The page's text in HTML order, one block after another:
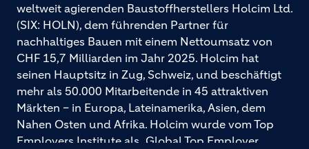
weltweit agierenden Baustoffherstellers Holcim Ltd.
(SIX: HOLN), dem führenden Partner für
nachhaltiges Bauen mit einem Nettoumsatz von
CHF 15,7 Milliarden im Jahr 2025. Holcim hat
seinen Hauptsitz in Zug, Schweiz, und beschäftigt
mehr als 50.000 Mitarbeitende in 45 attraktiven
Märkten – in Europa, Lateinamerika, Asien, dem
Nahen Osten und Afrika. Holcim wurde vom Top
Employers Institute als „Global Top Employer